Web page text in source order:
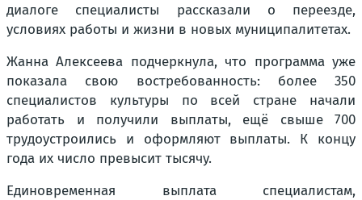
диалоге специалисты рассказали о переезде,
условиях работы и жизни в новых муниципалитетах.
Жанна Алексеева подчеркнула, что программа уже
показала свою востребованность: более 350
специалистов культуры по всей стране начали
работать и получили выплаты, ещё свыше 700
трудоустроились и оформляют выплаты. К концу
года их число превысит тысячу.
Единовременная выплата специалистам,